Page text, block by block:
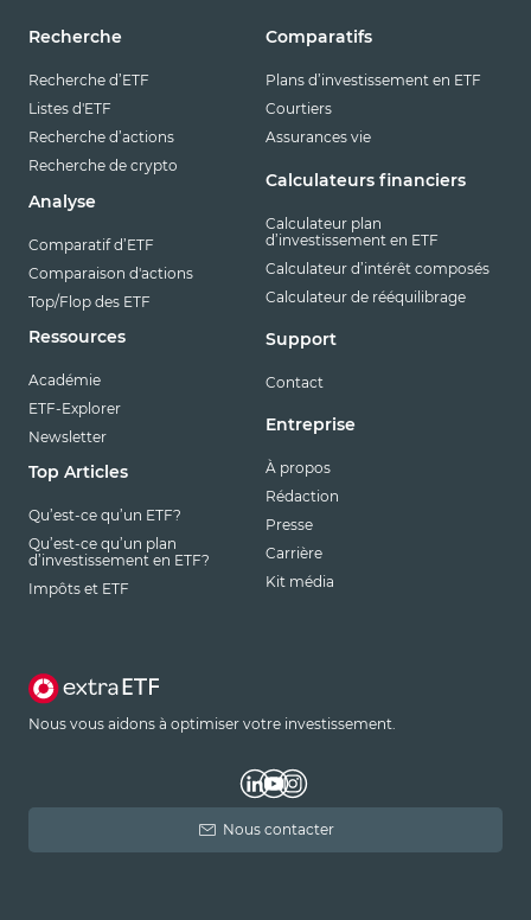
Recherche
Recherche d’ETF
Listes d'ETF
Recherche d’actions
Recherche de crypto
Analyse
Comparatif d’ETF
Comparaison d'actions
Top/Flop des ETF
Ressources
Académie
ETF-Explorer
Newsletter
Top Articles
Qu’est-ce qu’un ETF?
Qu’est-ce qu’un plan
d’investissement en ETF?
Impôts et ETF
Comparatifs
Plans d’investissement en ETF
Courtiers
Assurances vie
Calculateurs financiers
Calculateur plan
d’investissement en ETF
Calculateur d’intérêt composés
Calculateur de rééquilibrage
Support
Contact
Entreprise
À propos
Rédaction
Presse
Carrière
Kit média
Nous vous aidons à optimiser votre investissement.
Nous contacter